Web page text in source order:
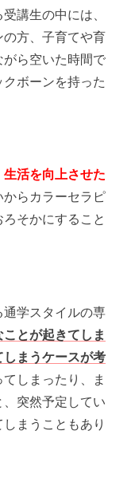
講生の中には、
方、子育てや育
がら空いた時間で
ボーンを持った
生活を向上させた
からカラーセラピ
そかにすること
学スタイルの専
とが起きてしま
まうケースが考
しまったり、ま
突然予定してい
まうこともあり